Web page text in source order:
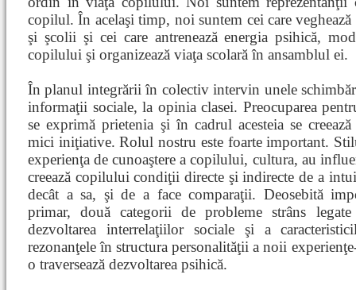
copilul. În acelaşi timp, noi suntem cei care
şi şcolii şi cei care antrenează energia psihică,
copilului şi organizează viaţa scolară în ansamblul ei.
În planul integrării în colectiv intervin unele
informaţii sociale, la opinia clasei. Preocuparea
se exprimă prietenia şi în cadrul acesteia se
mici iniţiative. Rolul nostru este foarte important.
experienţa de cunoaştere a copilului, cultura, au
creează copilului condiţii directe şi indirecte de a
decât a sa, şi de a face comparaţii. Deosebită
primar, două categorii de probleme strâns
dezvoltarea interrelaţiilor sociale şi a
rezonanţele în structura personalităţii a noii
o traversează dezvoltarea psihică.